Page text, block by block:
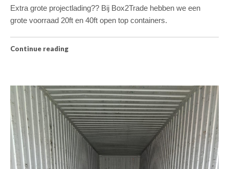
Extra grote projectlading?? Bij Box2Trade hebben we een
grote voorraad 20ft en 40ft open top containers.
Continue reading